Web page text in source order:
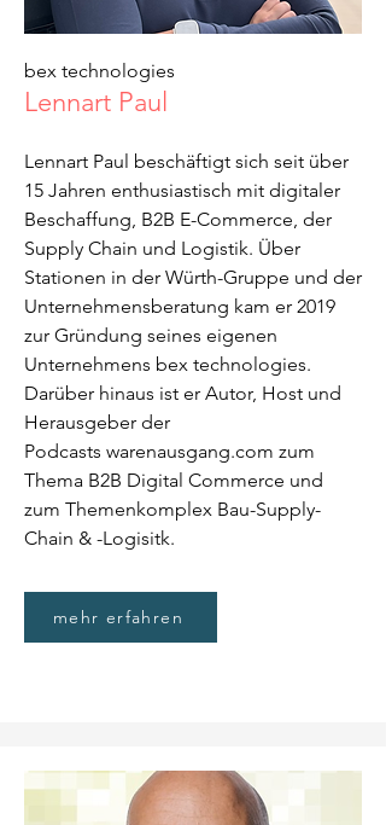
bex technologies
Lennart Paul
Lennart Paul beschäftigt sich seit über
15 Jahren enthusiastisch mit digitaler
Beschaffung, B2B E-Commerce, der
Supply Chain und Logistik. Über
Stationen in der Würth-Gruppe und der
Unternehmensberatung kam er 2019
zur Gründung seines eigenen
Unternehmens bex technologies.
Darüber hinaus ist er Autor, Host und
Herausgeber der
Podcasts warenausgang.com zum
Thema B2B Digital Commerce und
zum Themenkomplex Bau-Supply-
Chain & -Logisitk.
mehr erfahren